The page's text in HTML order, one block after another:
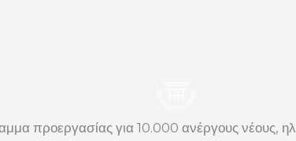
προεργασίας για 10.000 ανέργους νέους,